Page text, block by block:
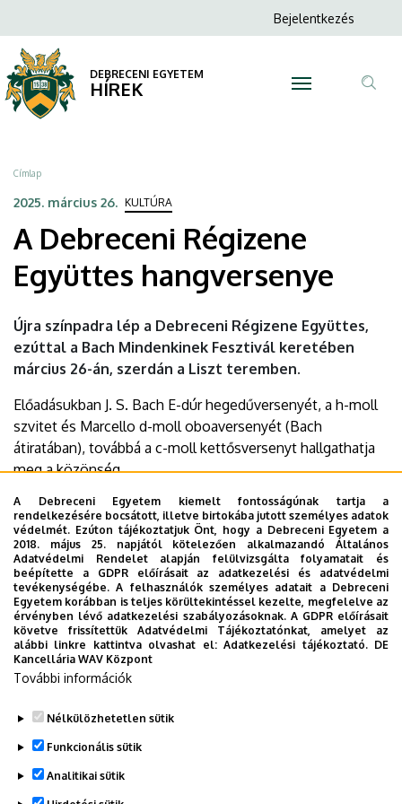
Debreceni
Régizene
Együttes
hangversenye
DEBRECENI
EGYETEM
a
tartalomra
Anonim
menüje
Bejelentkezés
DEBRECENI EGYETEM
HÍREK
Morzsa
Címlap
2025. március 26. KULTÚRA
A Debreceni Régizene
Együttes hangversenye
Újra színpadra lép a Debreceni Régizene Együttes,
ezúttal a Bach Mindenkinek Fesztivál keretében
március 26-án, szerdán a Liszt teremben.
Előadásukban J. S. Bach E-dúr hegedűversenyét, a h-moll
szvitet és Marcello d-moll oboaversenyét (Bach
átiratában), továbbá a c-moll kettősversenyt hallgathatja
meg a közönség.
Időpont: 2025. március 26., szerda 19:00
Helyszín: DE Zeneművészeti Kar, Liszt terem (Debrecen,
Egyetem tér 2.)
További részletek:
https://music.unideb.hu/esemenynaptar/debreceni-
regizene-egyuttes-hangv…
A Debreceni Egyetem kiemelt fontosságúnak tartja a
rendelkezésére bocsátott, illetve birtokába jutott személyes adatok
védelmét. Ezúton tájékoztatjuk Önt, hogy a Debreceni Egyetem a
2018. május 25. napjától kötelezően alkalmazandó Általános
Adatvédelmi Rendelet alapján felülvizsgálta folyamatait és
beépítette a GDPR előírásait az adatkezelési és adatvédelmi
tevékenységébe. A felhasználók személyes adatait a Debreceni
Egyetem korábban is teljes körültekintéssel kezelte, megfelelve az
érvényben lévő adatkezelési szabályozásoknak. A GDPR előírásait
követve frissítettük Adatvédelmi Tájékoztatónkat, amelyet az
alábbi linkre kattintva olvashat el:Adatkezelési tájékoztató. DE
Kancellária WAV Központ
További információk
Nélkülözhetetlen sütik
Funkcionális sütik
Analitikai sütik